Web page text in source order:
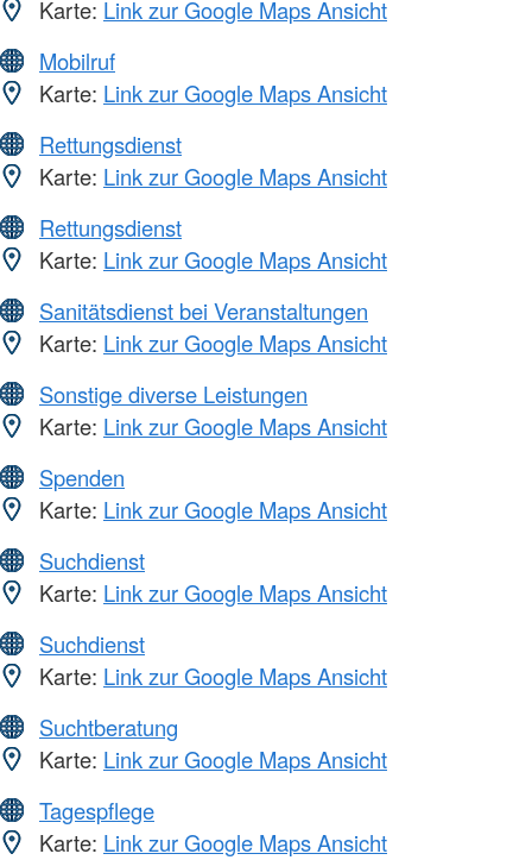
Karte: Link zur Google Maps Ansicht
Mobilruf
Karte: Link zur Google Maps Ansicht
Rettungsdienst
Karte: Link zur Google Maps Ansicht
Rettungsdienst
Karte: Link zur Google Maps Ansicht
Sanitätsdienst bei Veranstaltungen
Karte: Link zur Google Maps Ansicht
Sonstige diverse Leistungen
Karte: Link zur Google Maps Ansicht
Spenden
Karte: Link zur Google Maps Ansicht
Suchdienst
Karte: Link zur Google Maps Ansicht
Suchdienst
Karte: Link zur Google Maps Ansicht
Suchtberatung
Karte: Link zur Google Maps Ansicht
Tagespflege
Karte: Link zur Google Maps Ansicht